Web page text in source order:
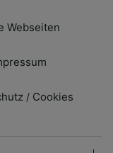
Webseiten
/ Cookies